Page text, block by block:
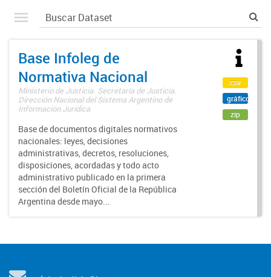
Base Infoleg de
Normativa Nacional
Ministerio de Justicia. Secretaría de Justicia.
Dirección Nacional del Sistema Argentino de
Información Jurídica
Base de documentos digitales normativos
nacionales: leyes, decisiones
administrativas, decretos, resoluciones,
disposiciones, acordadas y todo acto
administrativo publicado en la primera
sección del Boletín Oficial de la República
Argentina desde mayo...
csv
gráfico
zip